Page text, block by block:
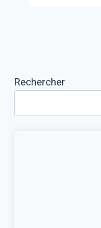
Rechercher